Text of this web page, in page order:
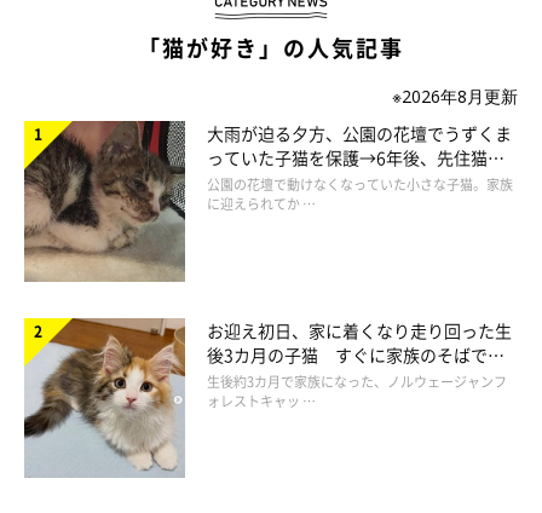
作者プロフィール
福井県出身のイラストレーター。
色彩、表情にこだわった物語性のあるイラストを得意とし、雑
誌、書籍、雑貨など幅広いジャンルで活動中。
愛猫である、うずらとかんたろうの日々を描いた著書
草 うずらとかんたろう徒然ニャッ記』
・ツイッター：@jinko_yy
「猫が好き」の人気記事
※2026年8月更新
大雨が迫る夕方、公園の花壇でうずくま
っていた子猫を保護→6年後、先住猫
と“姉妹”のような関係に
公園の花壇で動けなくなっていた小さな子猫。家族
に迎えられてか …
お迎え初日、家に着くなり走り回った生
後3カ月の子猫 すぐに家族のそばで落
ち着く姿に「迎えてよかった」
生後約3カ月で家族になった、ノルウェージャンフ
ォレストキャッ …